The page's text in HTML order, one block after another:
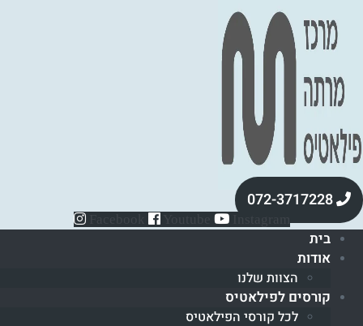
072-3717228
בית
אודות
הצוות שלנו
קורסים לפילאטיס
לכל קורסי הפילאטיס